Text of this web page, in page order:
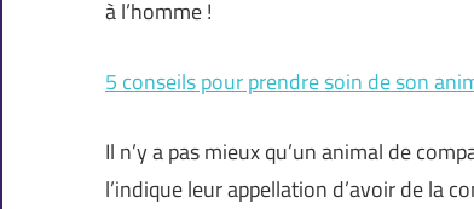
à l’homme !
5 conseils pour prendre soin de son
Il n’y a pas mieux qu’un animal de
l’indique leur appellation d’avoir de la